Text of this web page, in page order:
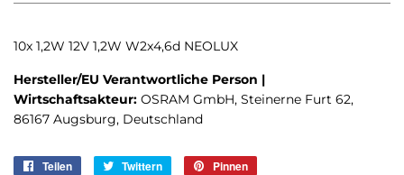
10x 1,2W 12V 1,2W W2x4,6d NEOLUX
Hersteller/EU Verantwortliche Person |
Wirtschaftsakteur: OSRAM GmbH, Steinerne Furt 62,
86167 Augsburg, Deutschland
Teilen Twittern Pinnen